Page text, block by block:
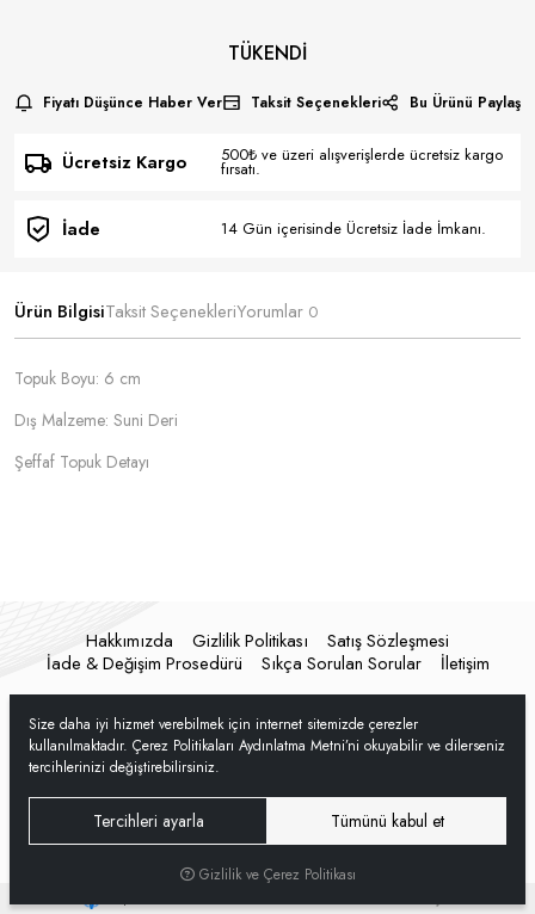
TÜKENDI
Fiyatı Düşünce Haber Ver Taksit Seçenekleri Bu Ürünü Paylaş
Ücretsiz Kargo 500₺ ve üzeri alışverişlerde ücretsiz kargo
fırsatı.
İade 14 Gün içerisinde Ücretsiz İade İmkanı.
Ürün BilgisiTaksit SeçenekleriYorumlar 0
Topuk Boyu: 6 cm
Dış Malzeme: Suni Deri
Şeffaf Topuk Detayı
Hakkımızda Gizlilik Politikası
Satış Sözleşmesi
İade & Değişim Prosedürü
Sıkça Sorulan Sorular İletişim
Size daha iyi hizmet verebilmek için internet sitemizde çerezler
kullanılmaktadır. Çerez Politikaları Aydınlatma Metni’ni okuyabilir ve dilerseniz
tercihlerinizi değiştirebilirsiniz.
Tercihleri ayarla Tümünü kabul et
Gizlilik ve Çerez Politikası